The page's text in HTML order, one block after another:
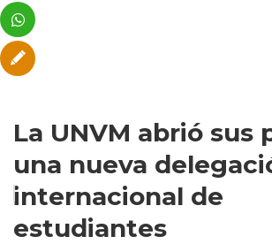
La UNVM abrió sus
una nueva
internacional de
estudiantes